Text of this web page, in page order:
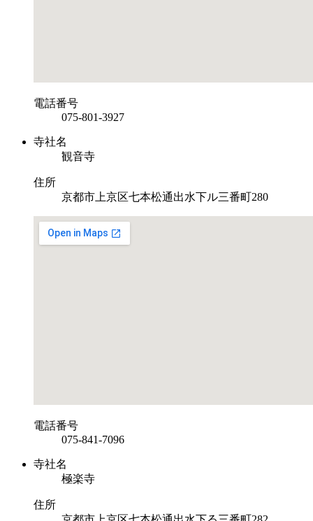
電話番号
075-801-3927
寺社名
観音寺
住所
京都市上京区七本松通出水下ル三番町280
電話番号
075-841-7096
寺社名
極楽寺
住所